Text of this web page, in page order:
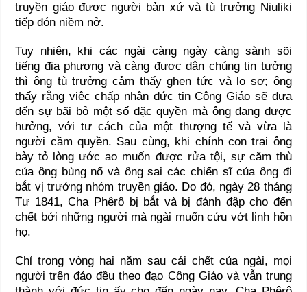
truyền giáo được người bản xứ và tù trưởng Niuliki
tiếp đón niềm nở.
Tuy nhiên, khi các ngài càng ngày càng sành sõi
tiếng địa phương và càng được dân chúng tin tưởng
thì ông tù trưởng cảm thấy ghen tức và lo sợ; ông
thấy rằng việc chấp nhận đức tin Công Giáo sẽ đưa
đến sự bãi bỏ một số đặc quyền mà ông đang được
hưởng, với tư cách của một thượng tế và vừa là
người cầm quyền. Sau cùng, khi chính con trai ông
bày tỏ lòng ước ao muốn được rửa tội, sự căm thù
của ông bùng nổ và ông sai các chiến sĩ của ông đi
bắt vị trưởng nhóm truyền giáo. Do đó, ngày 28 tháng
Tư 1841, Cha Phêrô bị bắt và bị đánh đập cho đến
chết bởi những người mà ngài muốn cứu vớt linh hồn
họ.
Chỉ trong vòng hai năm sau cái chết của ngài, mọi
người trên đảo đều theo đạo Công Giáo và vẫn trung